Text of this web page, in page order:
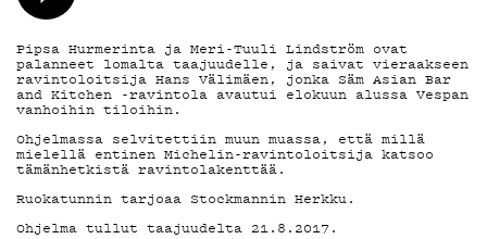
KIRJAUDU SISÄÄN
Pipsa Hurmerinta ja Meri-Tuuli Lindström ovat
palanneet lomalta taajuudelle, ja saivat vieraakseen
ravintoloitsija Hans Välimäen, jonka Säm Asian Bar
and Kitchen -ravintola avautui elokuun alussa Vespan
vanhoihin tiloihin.
Ohjelmassa selvitettiin muun muassa, että millä
mielellä entinen Michelin-ravintoloitsija katsoo
tämänhetkistä ravintolakenttää.
Ruokatunnin tarjoaa Stockmannin Herkku.
Ohjelma tullut taajuudelta 21.8.2017.